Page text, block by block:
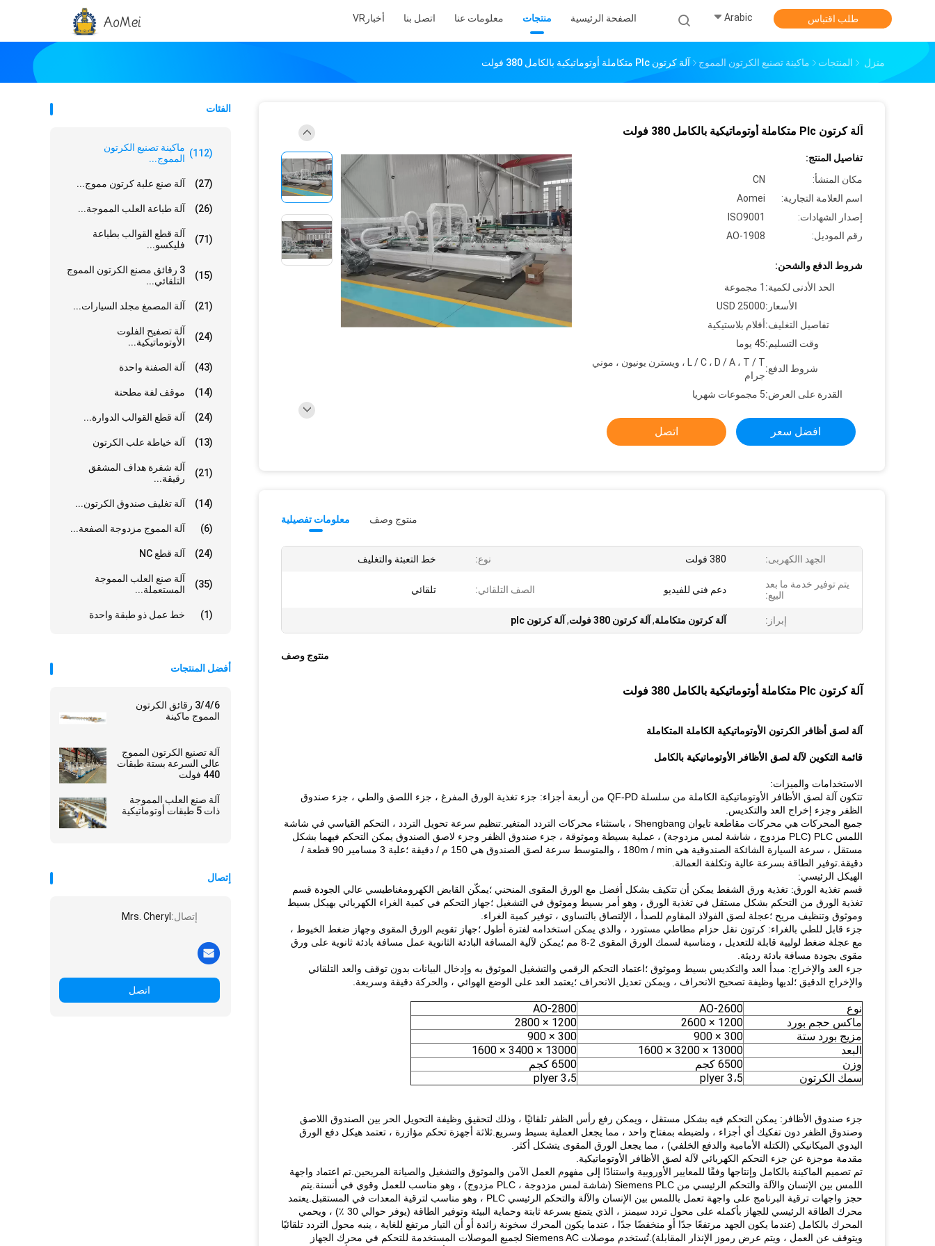
الصفحة الرئيسية منتجات معلومات عنا اتصل بنا أخبار VR Arabic طلب اقتباس
منزل المنتجات ماكينة تصنيع الكرتون المموج آلة كرتون Plc متكاملة أوتوماتيكية بالكامل 380 فولت
الفئات
ماكينة تصنيع الكرتون
المموج...
(112)
آلة صنع علبة كرتون مموج... (27)
آلة طباعة العلب المموجة... (26)
آلة قطع القوالب بطباعة
فليكسو...
(71)
3 رقائق مصنع الكرتون المموج
التلقائي...
(15)
آلة المصمغ مجلد السيارات... (21)
آلة تصفيح الفلوت
الأوتوماتيكية...
(24)
آلة الصفنة واحدة (43)
موقف لفة مطحنة (14)
آلة قطع القوالب الدوارة... (24)
آلة خياطة علب الكرتون (13)
آلة شفرة هداف المشقق
رقيقة...
(21)
آلة تغليف صندوق الكرتون... (14)
آلة المموج مزدوجة الصفعة... (6)
آلة قطع NC (24)
آلة صنع العلب المموجة
المستعملة...
(35)
خط عمل ذو طبقة واحدة (1)
أفضل المنتجات
3/4/6 رقائق الكرتون
المموج ماكينة
آلة تصنيع الكرتون المموج
عالي السرعة بستة طبقات
440 فولت
آلة صنع العلب المموجة
ذات 5 طبقات أوتوماتيكية
إتصال
إتصال: Mrs. Cheryl
اتصل
آلة كرتون Plc متكاملة أوتوماتيكية بالكامل 380 فولت
تفاصيل المنتج:
مكان المنشأ:
CN
اسم العلامة التجارية:
Aomei
إصدار الشهادات:
ISO9001
رقم الموديل:
AO-1908
شروط الدفع والشحن:
الحد الأدنى لكمية: 1 مجموعة
الأسعار:25000 USD
تفاصيل التغليف:أفلام بلاستيكية
وقت التسليم:45 يوما
شروط الدفع:
L / C ، D / A ، T / T ، ويسترن يونيون ، موني
جرام
القدرة على العرض:5 مجموعات شهريا
افضل سعر اتصل
معلومات تفصيلية منتوج وصف
الجهد االكهربى: 380 فولت نوع: خط التعبئة والتغليف
يتم توفير خدمة ما بعد
البيع:
دعم فني للفيديو الصف التلقائي: تلقائي
إبراز: آلة كرتون متكاملة, آلة كرتون 380 فولت , آلة كرتون plc
منتوج وصف
آلة كرتون Plc متكاملة أوتوماتيكية بالكامل 380 فولت
آلة لصق أظافر الكرتون الأوتوماتيكية الكاملة المتكاملة
قائمة التكوين لآلة لصق الأظافر الأوتوماتيكية بالكامل
الاستخدامات والميزات:
تتكون آلة لصق الأظافر الأوتوماتيكية الكاملة من سلسلة QF-PD من أربعة أجزاء: جزء تغذية الورق المفرغ ، جزء اللصق والطي ، جزء صندوق
الظفر وجزء إخراج العد والتكديس.
جميع المحركات هي محركات مقاطعة تايوان Shengbang ، باستثناء محركات التردد المتغير.تنظيم سرعة تحويل التردد ، التحكم القياسي في شاشة
اللمس PLC (PLC مزدوج ، شاشة لمس مزدوجة) ، عملية بسيطة وموثوقة ، جزء صندوق الظفر وجزء لاصق الصندوق يمكن التحكم فيهما بشكل
مستقل ، سرعة السيارة الشائكة الصندوقية هي 180m / min ، والمتوسط سرعة لصق الصندوق هي 150 م / دقيقة ؛علبة 3 مسامير 90 قطعة /
دقيقة.توفير الطاقة بسرعة عالية وتكلفة العمالة.
الهيكل الرئيسي:
قسم تغذية الورق: تغذية ورق الشفط يمكن أن تتكيف بشكل أفضل مع الورق المقوى المنحني ؛يمكّن القابض الكهرومغناطيسي عالي الجودة قسم
تغذية الورق من التحكم بشكل مستقل في تغذية الورق ، وهو أمر بسيط وموثوق في التشغيل ؛جهاز التحكم في كمية الغراء الكهربائي بهيكل بسيط
وموثوق وتنظيف مريح ؛عجلة لصق الفولاذ المقاوم للصدأ ، الإلتصاق بالتساوي ، توفير كمية الغراء.
جزء قابل للطي بالغراء: كرتون نقل حزام مطاطي مستورد ، والذي يمكن استخدامه لفترة أطول ؛جهاز تقويم الورق المقوى وجهاز ضغط الخيوط ،
مع عجلة ضغط لولبية قابلة للتعديل ، ومناسبة لسمك الورق المقوى 2-8 مم ؛يمكن لآلية المسافة البادئة الثانوية عمل مسافة بادئة ثانوية على ورق
مقوى بجودة مسافة بادئة رديئة.
جزء العد والإخراج: مبدأ العد والتكديس بسيط وموثوق ؛اعتماد التحكم الرقمي والتشغيل الموثوق به وإدخال البيانات بدون توقف والعد التلقائي
والإخراج الدقيق ؛لديها وظيفة تصحيح الانحراف ، ويمكن تعديل الانحراف ؛يعتمد العد على الوضع الهوائي ، والحركة دقيقة وسريعة.
نوع AO-2600
AO-2800
ماكس حجم بورد
1200 × 2600
1200 × 2800
مزيج بورد ستة
300 × 900
300 × 900
البعد
13000 × 3200 × 1600
13000 × 3400 × 1600
وزن
6500 كجم
6500 كجم
سمك الكرتون
3،5 plyer 3،5 plyer
جزء صندوق الأظافر: يمكن التحكم فيه بشكل مستقل ، ويمكن رفع رأس الظفر تلقائيًا ، وذلك لتحقيق وظيفة التحويل الحر بين الصندوق اللاصق
وصندوق الظفر دون تفكيك أي أجزاء ، ولضبطه بمفتاح واحد ، مما يجعل العملية بسيط وسريع.ثلاثة أجهزة تحكم مؤازرة ، تعتمد هيكل دفع الورق
اليدوي الميكانيكي (الكتلة الأمامية والدفع الخلفي) ، مما يجعل الورق المقوى يتشكل أكثر.
مقدمة موجزة عن جزء التحكم الكهربائي لآلة لصق الأظافر الأوتوماتيكية.
تم تصميم الماكينة بالكامل وإنتاجها وفقًا للمعايير الأوروبية واستنادًا إلى مفهوم العمل الآمن والموثوق والتشغيل والصيانة المريحين.تم اعتماد واجهة
اللمس بين الإنسان والآلة والتحكم الرئيسي من Siemens PLC (شاشة لمس مزدوجة ، PLC مزدوج) ، وهو مناسب للعمل وقوي في أنسنة.يتم
حجز واجهات ترقية البرنامج على واجهة تعمل باللمس بين الإنسان والآلة والتحكم الرئيسي PLC ، وهو مناسب لترقية المعدات في المستقبل.يعتمد
محرك الطاقة الرئيسي للجهاز بأكمله على محول تردد سيمنز ، الذي يتمتع بسرعة ثابتة وحماية البيئة وتوفير الطاقة (يوفر حوالي 30 ٪) ، ويحمي
المحرك بالكامل (عندما يكون الجهد مرتفعًا جدًا أو منخفضًا جدًا ، عندما يكون المحرك سخونة زائدة أو أن التيار مرتفع للغاية ، ينبه محول التردد تلقائيًا
ويتوقف عن العمل ، ويتم عرض رموز الإنذار المقابلة).تُستخدم موصلات Siemens AC لجميع الموصلات المستخدمة للتحكم في محرك الجهاز